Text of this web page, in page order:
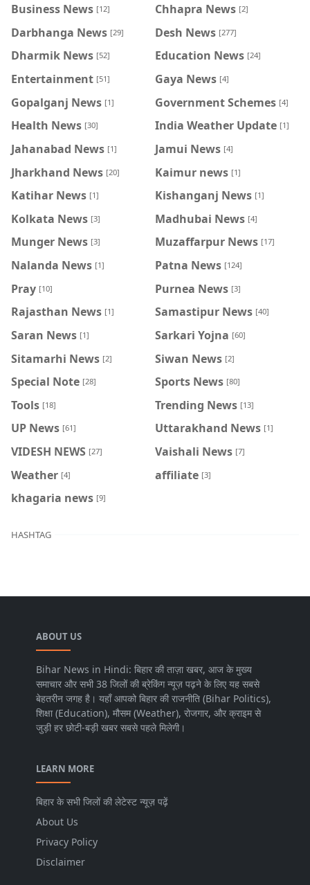
Business News [12] Chhapra News [2]
Darbhanga News [29] Desh News [277]
Dharmik News [52] Education News [24]
Entertainment [51] Gaya News [4]
Gopalganj News [1] Government Schemes [4]
Health News [30] India Weather Update [1]
Jahanabad News [1] Jamui News [4]
Jharkhand News [20] Kaimur news [1]
Katihar News [1] Kishanganj News [1]
Kolkata News [3] Madhubai News [4]
Munger News [3] Muzaffarpur News [17]
Nalanda News [1] Patna News [124]
Pray [10] Purnea News [3]
Rajasthan News [1] Samastipur News [40]
Saran News [1] Sarkari Yojna [60]
Sitamarhi News [2] Siwan News [2]
Special Note [28] Sports News [80]
Tools [18] Trending News [13]
UP News [61] Uttarakhand News [1]
VIDESH NEWS [27] Vaishali News [7]
Weather [4] affiliate [3]
khagaria news [9]
HASHTAG
ABOUT US
Bihar News in Hindi: बिहार की ताज़ा खबर, आज के मुख्य
समाचार और सभी 38 जिलों की ब्रेकिंग न्यूज़ पढ़ने के लिए यह सबसे
बेहतरीन जगह है। यहाँ आपको बिहार की राजनीति (Bihar Politics),
शिक्षा (Education), मौसम (Weather), रोजगार, और क्राइम से
जुड़ी हर छोटी-बड़ी खबर सबसे पहले मिलेगी।
LEARN MORE
बिहार के सभी जिलों की लेटेस्ट न्यूज़ पढ़ें
About Us
Privacy Policy
Disclaimer